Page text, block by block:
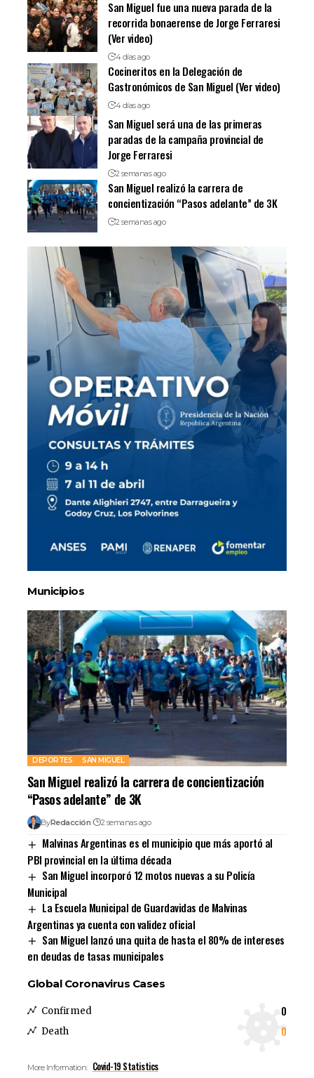
San Miguel fue una nueva parada de la
recorrida bonaerense de Jorge Ferraresi
(Ver video)
4 días ago
Cocineritos en la Delegación de
Gastronómicos de San Miguel (Ver video)
4 días ago
San Miguel será una de las primeras
paradas de la campaña provincial de
Jorge Ferraresi
2 semanas ago
San Miguel realizó la carrera de
concientización “Pasos adelante” de 3K
2 semanas ago
Municipios
DEPORTES SAN MIGUEL
San Miguel realizó la carrera de concientización
“Pasos adelante” de 3K
ByRedacción 2 semanas ago
Malvinas Argentinas es el municipio que más aportó al
PBI provincial en la última década
San Miguel incorporó 12 motos nuevas a su Policía
Municipal
La Escuela Municipal de Guardavidas de Malvinas
Argentinas ya cuenta con validez oficial
San Miguel lanzó una quita de hasta el 80% de intereses
en deudas de tasas municipales
Global Coronavirus Cases
Confirmed 0
Death 0
More Information: Covid-19 Statistics